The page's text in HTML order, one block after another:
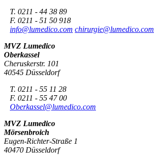
T. 0211 - 44 38 89
F. 0211 - 51 50 918
info@lumedico.com chirurgie@lumedico.com
MVZ Lumedico
Oberkassel
Cheruskerstr. 101
40545 Düsseldorf
T. 0211 - 55 11 28
F. 0211 - 55 47 00
Oberkassel@lumedico.com
MVZ Lumedico
Mörsenbroich
Eugen-Richter-Straße 1
40470 Düsseldorf